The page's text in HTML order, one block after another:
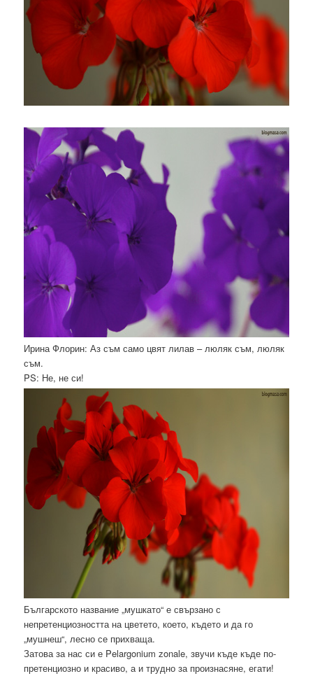
Ирина Флорин: Аз съм само цвят лилав – люляк съм, люляк
съм.
PS: Не, не си!
Българското название „мушкато“ е свързано с
непретенциозността на цветето, което, където и да го
„мушнеш“, лесно се прихваща.
Затова за нас си е Pelargonium zonale, звучи къде къде по-
претенциозно и красиво, а и трудно за произнасяне, егати!